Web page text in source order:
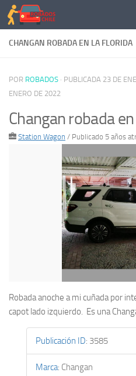
Saltar al contenido
CHANGAN ROBADA EN LA FLORIDA
POR ROBADOS · PUBLICADA 23 DE
ENERO DE 2022
Changan robada
Station Wagon / Publicado 5 años
Robada anoche a mi cuñada por
capot lado izquierdo. Es una
Publicación ID: 3585
Marca: Changan